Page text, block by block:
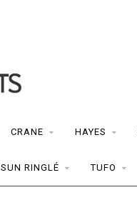
CRANE HAYES
SUN RINGLÉ TUFO